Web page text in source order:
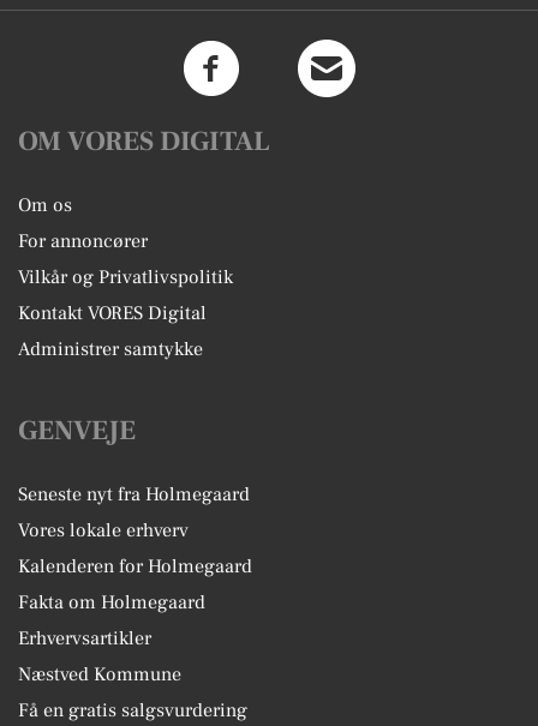
OM VORES DIGITAL
Om os
For annoncører
Vilkår og Privatlivspolitik
Kontakt VORES Digital
Administrer samtykke
GENVEJE
Seneste nyt fra Holmegaard
Vores lokale erhverv
Kalenderen for Holmegaard
Fakta om Holmegaard
Erhvervsartikler
Næstved Kommune
Få en gratis salgsvurdering